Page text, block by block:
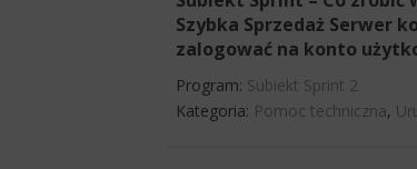
Szybka Sprzedaż Serwer
zalogować na konto
Program: Subiekt Sprint 2
Kategoria: Pomoc techniczna,